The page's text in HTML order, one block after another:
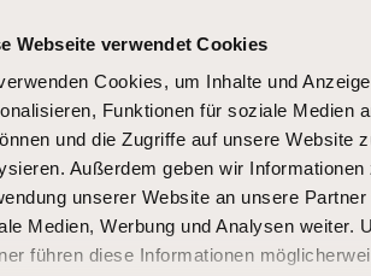
Webseite verwendet Cookies
Cookies, um Inhalte und
Funktionen für soziale Medien
und die Zugriffe auf unsere Website
Außerdem geben wir Informationen
unserer Website an unsere Partner
Medien, Werbung und Analysen weiter.
führen diese Informationen
Bitte bestätigen Sie
Sind Sie 18 Jahre oder
100
Château Margaux
Bordeaux Margaux
0,75 L
Auf Lager,